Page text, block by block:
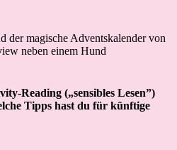
Reading („sensibles Lesen”)
Tipps hast du für künftige